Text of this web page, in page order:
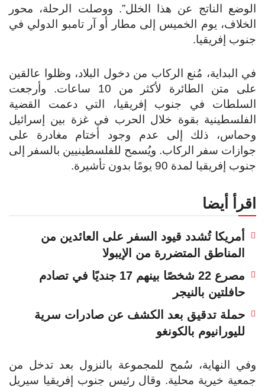
الوضع الناتج عن هذا الخلل”. ووصلت الرحلة، محور
الخلاف، يوم الخميس إلى مطار أو آر تامبو الدولي في
جنوب إفريقيا.
في البداية، مُنع الركاب من دخول البلاد، وظلوا عالقين
على متن الطائرة لأكثر من 10 ساعات. وأرجعت
السلطات في جنوب إفريقيا، التي دعمت القضية
الفلسطينية بقوة خلال الحرب في غزة بين إسرائيل
وحماس، ذلك إلى عدم وجود أختام مغادرة على
جوازات سفر الركاب. ويُسمح للفلسطينيين بالسفر إلى
جنوب إفريقيا لمدة 90 يومًا بدون تأشيرة.
اقرأ أيضا
أمريكا تُشدد قيود السفر على العائدين من
المناطق المتضررة من الإيبولا
مصرع 22 شخصًا بينهم 17 جنديًا في تصادم
حافلتين بالنيجر
حملة تدقيق بعد الكشف عن صادرات سرية
لليورانيوم بالكونغو
وفي النهاية، سُمح للمجموعة بالنزول بعد تدخل من
جمعية خيرية محلية. وقال رئيس جنوب إفريقيا سيريل